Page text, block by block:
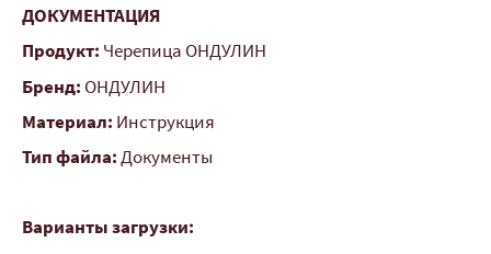
ДОКУМЕНТАЦИЯ
Продукт: Черепица ОНДУЛИН
Бренд: ОНДУЛИН
Материал: Инструкция
Тип файла: Документы
Варианты загрузки: